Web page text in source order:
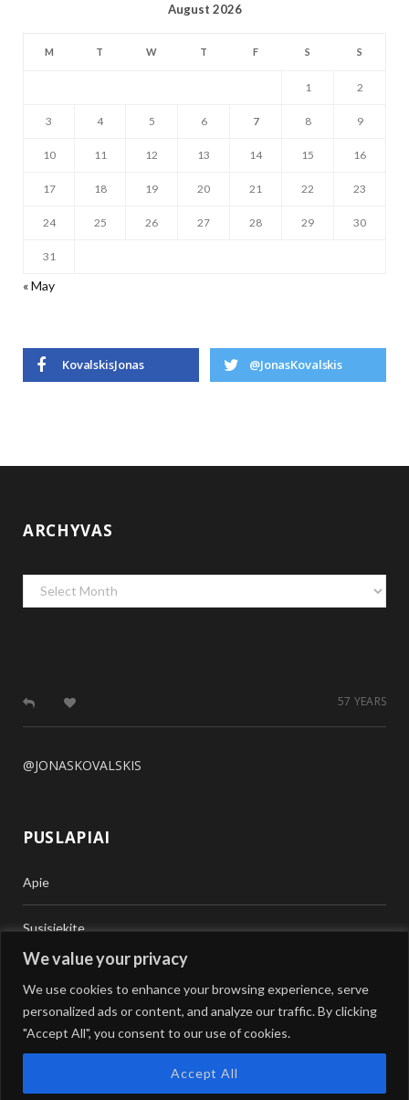
We value your privacy
We use cookies to enhance your browsing experience, serve
personalized ads or content, and analyze our traffic. By clicking
"Accept All", you consent to our use of cookies.
Accept All
August 2026
M T W T F S S
1 2
3 4 5 6 7 8 9
10 11 12 13 14 15 16
17 18 19 20 21 22 23
24 25 26 27 28 29 30
31
« May
KovalskisJonas @JonasKovalskis
ARCHYVAS
Archyvas
57 YEARS
@JONASKOVALSKIS
PUSLAPIAI
Apie
Susisiekite
Vertimai